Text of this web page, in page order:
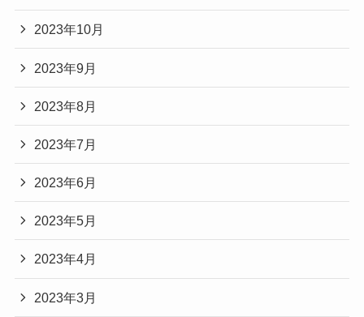
2023年10月
2023年9月
2023年8月
2023年7月
2023年6月
2023年5月
2023年4月
2023年3月